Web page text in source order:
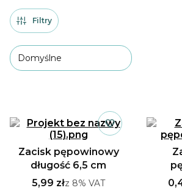
infekcjami.
Kiedy zakłada się
pępowiny, zazwyczaj 2-3 cm od
noworodka, aby umożliwić jej
przecięcie.
Filtry
Domyślne
Zacisk pępowinowy
długość 6,5 cm
5,99 złz 8% VAT